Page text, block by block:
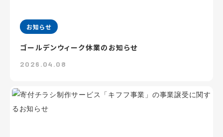
お知らせ
ゴールデンウィーク休業のお知らせ
2026.04.08